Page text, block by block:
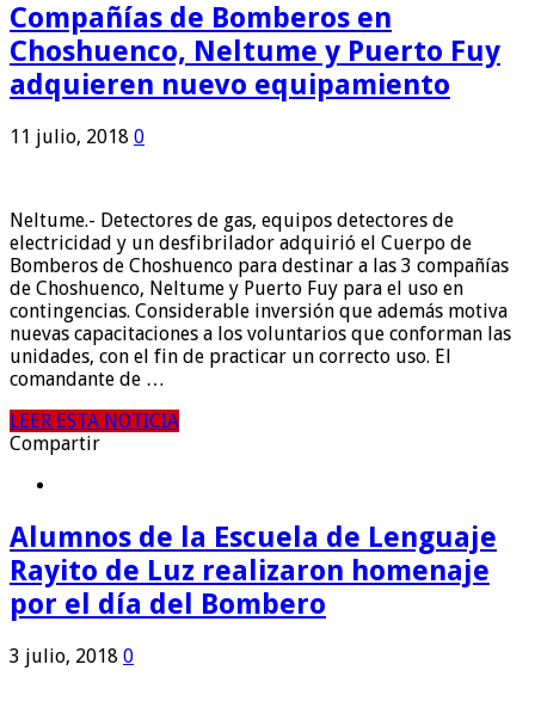
Compañías de Bomberos en
Choshuenco, Neltume y Puerto Fuy
adquieren nuevo equipamiento
11 julio, 2018 0
Neltume.- Detectores de gas, equipos detectores de
electricidad y un desfibrilador adquirió el Cuerpo de
Bomberos de Choshuenco para destinar a las 3 compañías
de Choshuenco, Neltume y Puerto Fuy para el uso en
contingencias. Considerable inversión que además motiva
nuevas capacitaciones a los voluntarios que conforman las
unidades, con el fin de practicar un correcto uso. El
comandante de …
LEER ESTA NOTICIA
Compartir
Alumnos de la Escuela de Lenguaje
Rayito de Luz realizaron homenaje
por el día del Bombero
3 julio, 2018 0